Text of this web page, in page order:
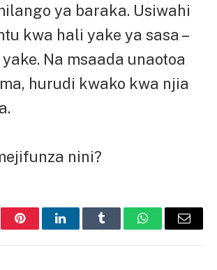
ya baraka. Usiwahi
kwa hali yake ya sasa –
Na msaada unaotoa
hurudi kwako kwa njia
nini?
PinterestLinkedInTumblr WhatsAppEmail